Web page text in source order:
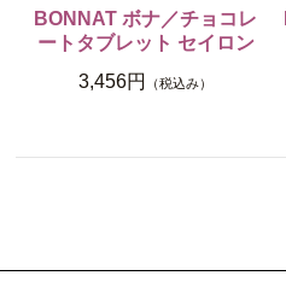
BONNAT ボナ／チョコレ
ートタブレット セイロン
3,456円
（税込み）